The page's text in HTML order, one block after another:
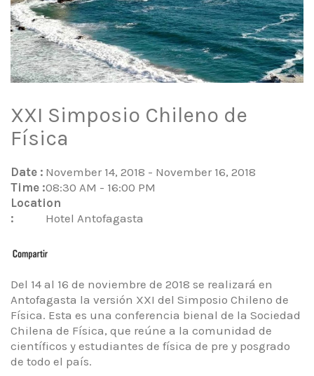
XXI Simposio Chileno de
Física
Date : November 14, 2018 - November 16, 2018
Time :08:30 AM - 16:00 PM
Location
:
Hotel Antofagasta
Del 14 al 16 de noviembre de 2018 se realizará en
Antofagasta la versión XXI del Simposio Chileno de
Física. Esta es una conferencia bienal de la Sociedad
Chilena de Física, que reúne a la comunidad de
científicos y estudiantes de física de pre y posgrado
de todo el país.